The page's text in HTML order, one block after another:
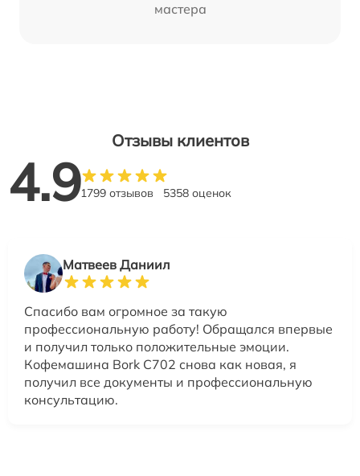
мастера
Отзывы клиентов
4.91799 отзывов 5358 оценок
Матвеев Даниил
Спасибо вам огромное за такую
профессиональную работу! Обращался впервые
и получил только положительные эмоции.
Кофемашина Bork C702 снова как новая, я
получил все документы и профессиональную
консультацию.